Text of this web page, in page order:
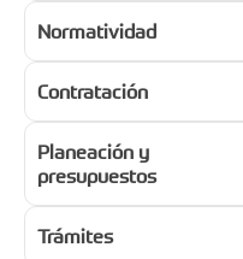
Normatividad
Contratación
Planeación y
presupuestos
Trámites